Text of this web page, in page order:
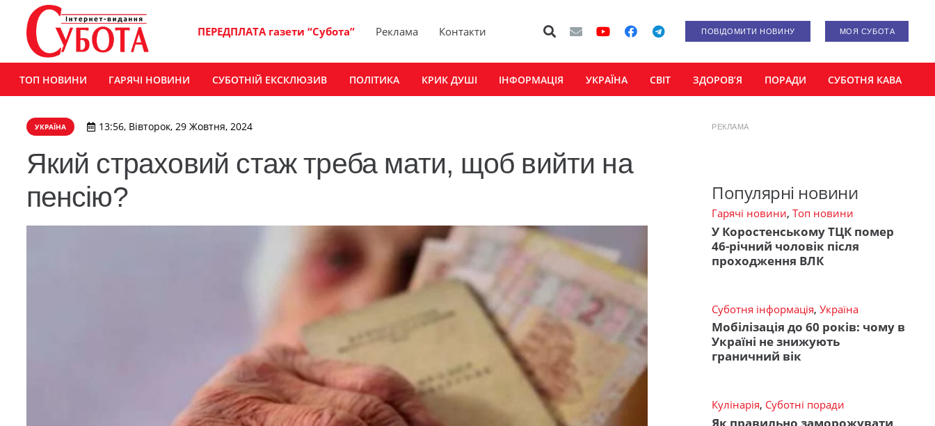
ПЕРЕДПЛАТА газети “Субота” Реклама Контакти ПОВІДОМИТИ НОВИНУ МОЯ СУБОТА
ТОП НОВИНИ ГАРЯЧІ НОВИНИ СУБОТНІЙ ЕКСКЛЮЗИВ ПОЛІТИКА КРИК ДУШІ ІНФОРМАЦІЯ УКРАЇНА СВІТ ЗДОРОВ’Я ПОРАДИ СУБОТНЯ КАВА
УКРАЇНА 13:56, Вівторок, 29 Жовтня, 2024
Який страховий стаж треба мати, щоб вийти на
пенсію?
РЕКЛАМА
Популярні новини
Гарячі новини, Топ новини
У Коростенському ТЦК помер
46-річний чоловік після
проходження ВЛК
Суботня інформація, Україна
Мобілізація до 60 років: чому в
Україні не знижують
граничний вік
Кулінарія, Суботні поради
Як правильно заморожувати